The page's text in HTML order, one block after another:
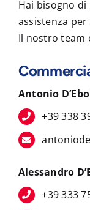
Hai bisogno
assistenza
Il nostro team
Antonio
+39 338
Alessandro
+39 333